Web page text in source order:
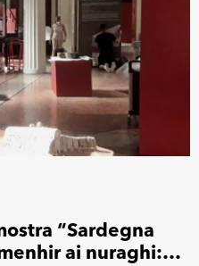
“Sardegna
ai nuraghi: